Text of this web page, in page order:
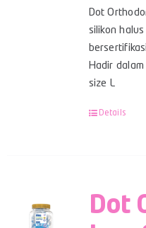
Dot
silikon
Hadir
size L
Details
Dot